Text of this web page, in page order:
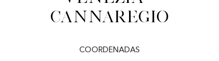
Cannaregio
COORDENADAS